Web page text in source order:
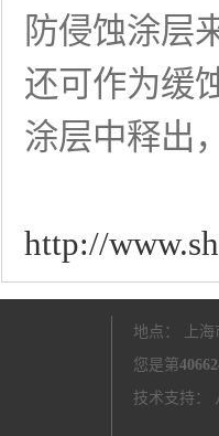
防侵蚀涂层
还可作为缓
涂层中释出
http://
地点： 上海
您是第
技术支持：